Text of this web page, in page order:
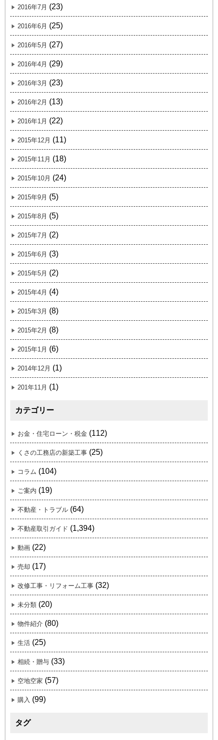
2016年7月 (23)
2016年6月 (25)
2016年5月 (27)
2016年4月 (29)
2016年3月 (23)
2016年2月 (13)
2016年1月 (22)
2015年12月 (11)
2015年11月 (18)
2015年10月 (24)
2015年9月 (5)
2015年8月 (5)
2015年7月 (2)
2015年6月 (3)
2015年5月 (2)
2015年4月 (4)
2015年3月 (8)
2015年2月 (8)
2015年1月 (6)
2014年12月 (1)
201年11月 (1)
カテゴリー
お金・住宅ローン・税金 (112)
くさの工務店の新築工事 (25)
コラム (104)
ご案内 (19)
不動産・トラブル (64)
不動産取引ガイド (1,394)
動画 (22)
売却 (17)
改修工事・リフォーム工事 (32)
未分類 (20)
物件紹介 (80)
生活 (25)
相続・贈与 (33)
空地空家 (57)
購入 (99)
タグ